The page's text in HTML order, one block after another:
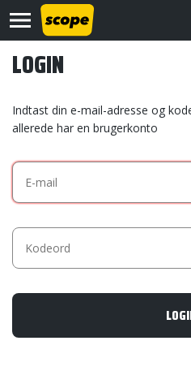
Kontakt
©
2020
LOGIN
Indtast din e-mail-adresse og
allerede har en brugerkonto